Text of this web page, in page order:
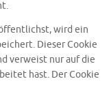
wird ein
Dieser Cookie
verweist nur auf die
hast. Der Cookie